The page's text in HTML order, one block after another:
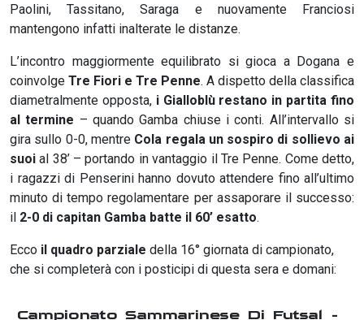
Paolini, Tassitano, Saraga e nuovamente Franciosi
mantengono infatti inalterate le distanze.
L’incontro maggiormente equilibrato si gioca a Dogana e
coinvolge Tre Fiori e Tre Penne. A dispetto della classifica
diametralmente opposta, i Gialloblù restano in partita fino
al termine – quando Gamba chiuse i conti. All’intervallo si
gira sullo 0-0, mentre Cola regala un sospiro di sollievo ai
suoi al 38’ – portando in vantaggio il Tre Penne. Come detto,
i ragazzi di Penserini hanno dovuto attendere fino all’ultimo
minuto di tempo regolamentare per assaporare il successo:
il 2-0 di capitan Gamba batte il 60’ esatto.
Ecco il quadro parziale della 16° giornata di campionato,
che si completerà con i posticipi di questa sera e domani:
Campionato Sammarinese Di Futsal -